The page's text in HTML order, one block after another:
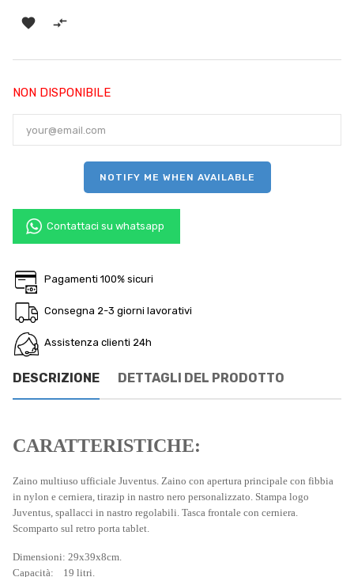
 
NON DISPONIBILE
NOTIFY ME WHEN AVAILABLE
Contattaci su whatsapp
Pagamenti 100% sicuri
Consegna 2-3 giorni lavorativi
Assistenza clienti 24h
DESCRIZIONE DETTAGLI DEL PRODOTTO
CARATTERISTICHE:
Zaino multiuso ufficiale Juventus. Zaino con apertura principale con fibbia
in nylon e cerniera, tirazip in nastro nero personalizzato. Stampa logo
Juventus, spallacci in nastro regolabili. Tasca frontale con cerniera.
Scomparto sul retro porta tablet.
Dimensioni: 29x39x8cm.
Capacità: 19 litri.